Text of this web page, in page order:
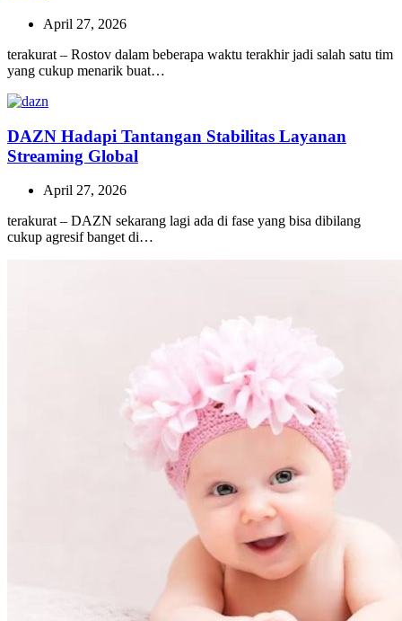
April 27, 2026
terakurat – Rostov dalam beberapa waktu terakhir jadi salah satu tim
yang cukup menarik buat…
DAZN Hadapi Tantangan Stabilitas Layanan
Streaming Global
April 27, 2026
terakurat – DAZN sekarang lagi ada di fase yang bisa dibilang
cukup agresif banget di…